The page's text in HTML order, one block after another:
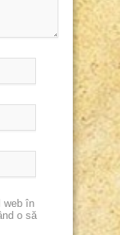
web în
o să